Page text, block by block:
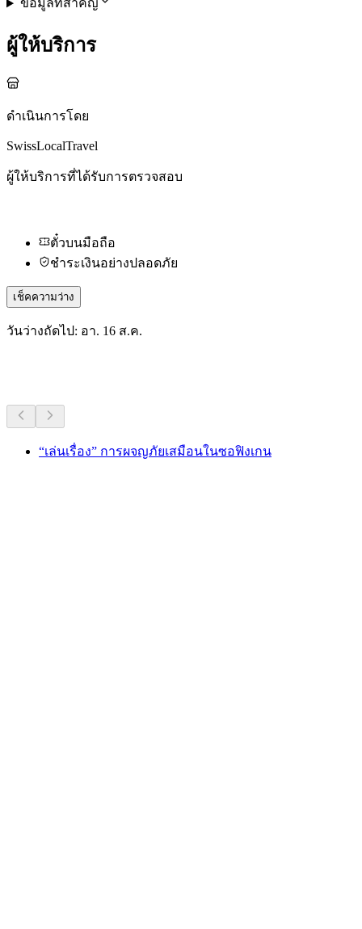
ข้อมูลที่สำคัญ
ผู้ให้บริการ
ดำเนินการโดย
SwissLocalTravel
ผู้ให้บริการที่ได้รับการตรวจสอบ
ตั๋วบนมือถือ
ชำระเงินอย่างปลอดภัย
เช็คความว่าง
วันว่างถัดไป: อา. 16 ส.ค.
“เล่นเรื่อง” การผจญภัยเสมือนในซอฟิงเกน